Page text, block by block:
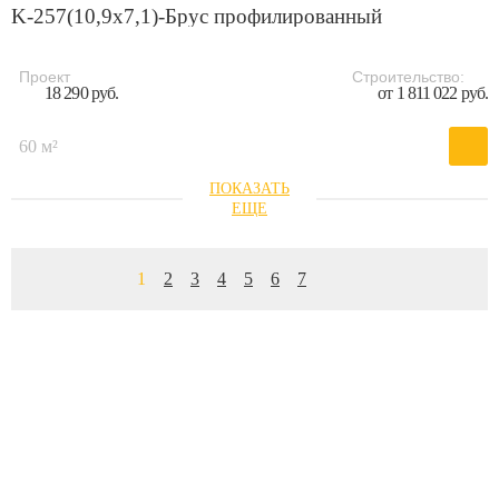
K-257(10,9x7,1)-Брус профилированный
Проект
18 290 руб.
Строительство:
от 1 811 022 руб.
60 м²
1 2 3 4 5 6 7